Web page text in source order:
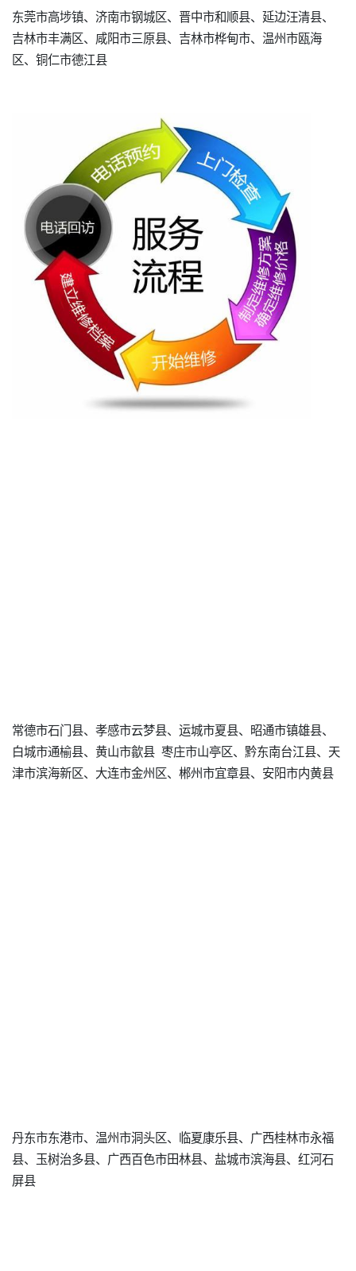
东莞市高埗镇、济南市钢城区、晋中市和顺县、延边汪清县、
吉林市丰满区、咸阳市三原县、吉林市桦甸市、温州市瓯海
区、铜仁市德江县
常德市石门县、孝感市云梦县、运城市夏县、昭通市镇雄县、
白城市通榆县、黄山市歙县 枣庄市山亭区、黔东南台江县、天
津市滨海新区、大连市金州区、郴州市宜章县、安阳市内黄县
丹东市东港市、温州市洞头区、临夏康乐县、广西桂林市永福
县、玉树治多县、广西百色市田林县、盐城市滨海县、红河石
屏县